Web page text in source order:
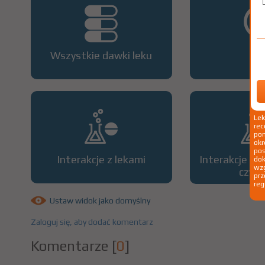
Wszystkie dawki leku
Interakcje z lekami
Interakcje z
Ustaw widok jako domyślny
Zaloguj się, aby dodać komentarz
Komentarze [0]